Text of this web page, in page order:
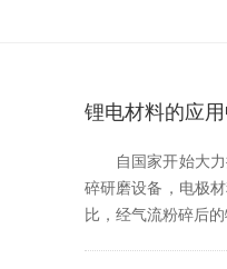
锂电材料的应
自国家开始大力推
碎研磨设备，电
比，经气流粉碎后